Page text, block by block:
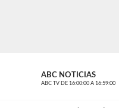
ABC NOTICIAS
ABC TV DE 16:00:00 A 16:59:00